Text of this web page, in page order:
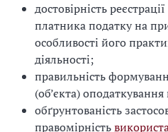
достовірність
платника податку на
особливості його
діяльності;
правильність
(об’єкта)
обґрунтованість
правомірність